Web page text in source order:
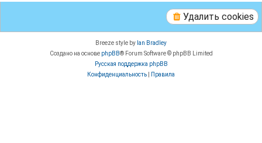
Удалить cookies
Breeze style by Ian Bradley
Создано на основе phpBB® Forum Software © phpBB Limited
Русская поддержка phpBB
Конфиденциальность
Правила